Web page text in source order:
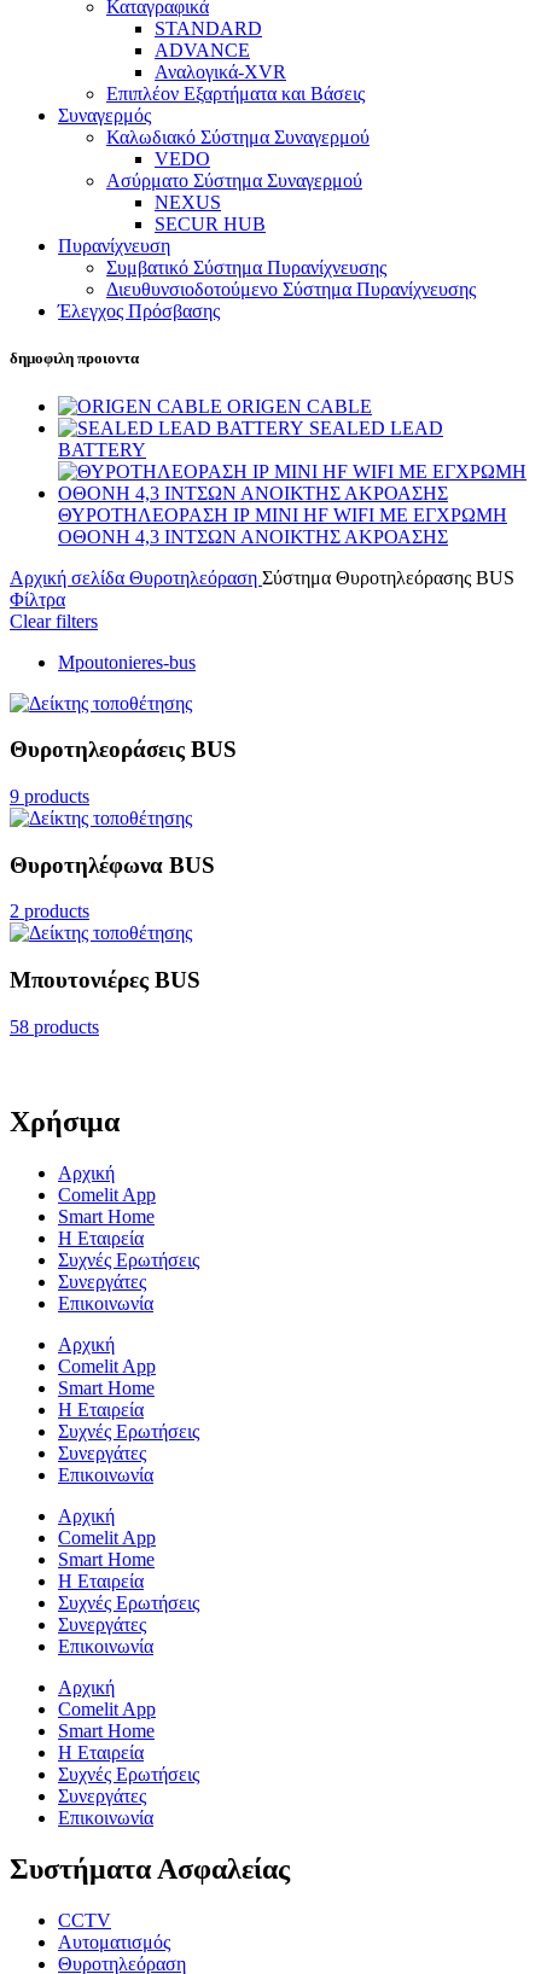
Καταγραφικά
STANDARD
ADVANCE
Αναλογικά-XVR
Επιπλέον Εξαρτήματα και Βάσεις
Συναγερμός
Καλωδιακό Σύστημα Συναγερμού
VEDO
Ασύρματο Σύστημα Συναγερμού
NEXUS
SECUR HUB
Πυρανίχνευση
Συμβατικό Σύστημα Πυρανίχνευσης
Διευθυνσιοδοτούμενο Σύστημα Πυρανίχνευσης
Έλεγχος Πρόσβασης
δημοφιλη προιοντα
ORIGEN CABLE
SEALED LEAD
BATTERY
ΘΥΡΟΤΗΛΕΟΡΑΣΗ ΙΡ MINI HF WIFI ΜΕ ΕΓΧΡΩΜΗ
ΟΘΟΝΗ 4,3 INΤΣΩΝ ΑΝΟΙΚΤΗΣ ΑΚΡΟΑΣΗΣ
Αρχική σελίδα Θυροτηλεόραση Σύστημα Θυροτηλεόρασης BUS
Φίλτρα
Clear filters
Mpoutonieres-bus
Θυροτηλεοράσεις BUS
9 products
Θυροτηλέφωνα BUS
2 products
Μπουτονιέρες BUS
58 products
Χρήσιμα
Αρχική
Comelit App
Smart Home
Η Εταιρεία
Συχνές Ερωτήσεις
Συνεργάτες
Επικοινωνία
Αρχική
Comelit App
Smart Home
Η Εταιρεία
Συχνές Ερωτήσεις
Συνεργάτες
Επικοινωνία
Αρχική
Comelit App
Smart Home
Η Εταιρεία
Συχνές Ερωτήσεις
Συνεργάτες
Επικοινωνία
Αρχική
Comelit App
Smart Home
Η Εταιρεία
Συχνές Ερωτήσεις
Συνεργάτες
Επικοινωνία
Συστήματα Ασφαλείας
CCTV
Αυτοματισμός
Θυροτηλεόραση